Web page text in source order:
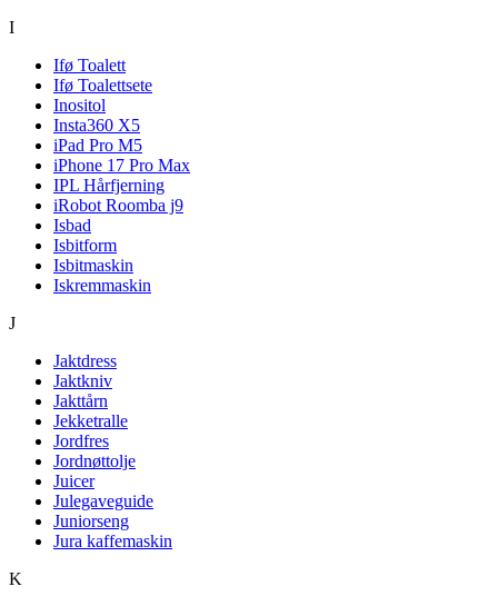
I
Ifø Toalett
Ifø Toalettsete
Inositol
Insta360 X5
iPad Pro M5
iPhone 17 Pro Max
IPL Hårfjerning
iRobot Roomba j9
Isbad
Isbitform
Isbitmaskin
Iskremmaskin
J
Jaktdress
Jaktkniv
Jakttårn
Jekketralle
Jordfres
Jordnøttolje
Juicer
Julegaveguide
Juniorseng
Jura kaffemaskin
K